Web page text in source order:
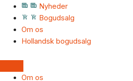
Nyheder
Bogudsalg
Om os
Hollandsk bogudsalg
Om os